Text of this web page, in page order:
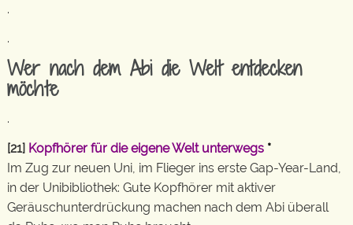
.
.
Wer nach dem Abi die Welt entdecken
möchte
.
[21] Kopfhörer für die eigene Welt unterwegs *
Im Zug zur neuen Uni, im Flieger ins erste Gap-Year-Land,
in der Unibibliothek: Gute Kopfhörer mit aktiver
Geräuschunterdrückung machen nach dem Abi überall